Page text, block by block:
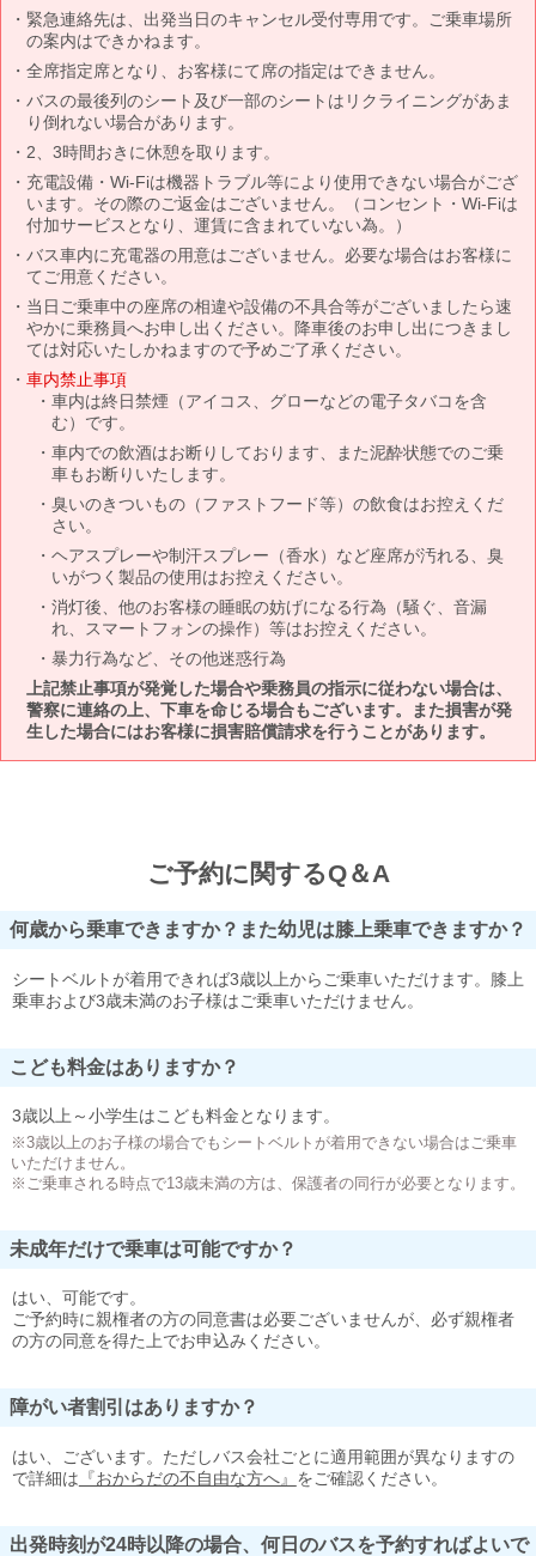
緊急連絡先は、出発当日のキャンセル受付専用です。ご乗車場所
の案内はできかねます。
全席指定席となり、お客様にて席の指定はできません。
バスの最後列のシート及び一部のシートはリクライニングがあま
り倒れない場合があります。
2、3時間おきに休憩を取ります。
充電設備・Wi-Fiは機器トラブル等により使用できない場合がござ
います。その際のご返金はございません。（コンセント・Wi-Fiは
付加サービスとなり、運賃に含まれていない為。）
バス車内に充電器の用意はございません。必要な場合はお客様に
てご用意ください。
当日ご乗車中の座席の相違や設備の不具合等がございましたら速
やかに乗務員へお申し出ください。降車後のお申し出につきまし
ては対応いたしかねますので予めご了承ください。
車内禁止事項
車内は終日禁煙（アイコス、グローなどの電子タバコを含
む）です。
車内での飲酒はお断りしております、また泥酔状態でのご乗
車もお断りいたします。
臭いのきついもの（ファストフード等）の飲食はお控えくだ
さい。
ヘアスプレーや制汗スプレー（香水）など座席が汚れる、臭
いがつく製品の使用はお控えください。
消灯後、他のお客様の睡眠の妨げになる行為（騒ぐ、音漏
れ、スマートフォンの操作）等はお控えください。
暴力行為など、その他迷惑行為
上記禁止事項が発覚した場合や乗務員の指示に従わない場合は、
警察に連絡の上、下車を命じる場合もございます。また損害が発
生した場合にはお客様に損害賠償請求を行うことがあります。
ご予約に関するQ＆A
何歳から乗車できますか？また幼児は膝上乗車できますか？
シートベルトが着用できれば3歳以上からご乗車いただけます。膝上
乗車および3歳未満のお子様はご乗車いただけません。
こども料金はありますか？
3歳以上～小学生はこども料金となります。
※3歳以上のお子様の場合でもシートベルトが着用できない場合はご乗車
いただけません。
※ご乗車される時点で13歳未満の方は、保護者の同行が必要となります。
未成年だけで乗車は可能ですか？
はい、可能です。
ご予約時に親権者の方の同意書は必要ございませんが、必ず親権者
の方の同意を得た上でお申込みください。
障がい者割引はありますか？
はい、ございます。ただしバス会社ごとに適用範囲が異なりますの
で詳細は 『おからだの不自由な方へ』 をご確認ください。
出発時刻が24時以降の場合、何日のバスを予約すればよいで